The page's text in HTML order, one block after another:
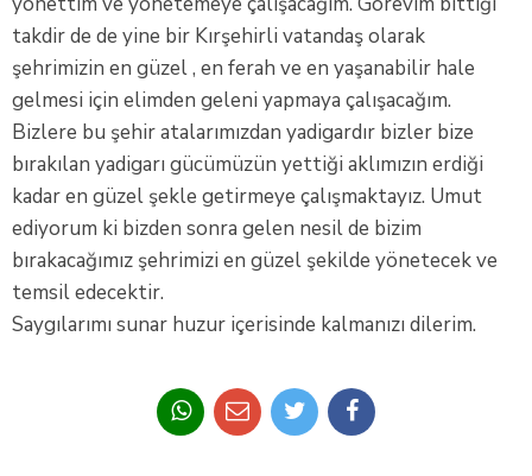
takdir de de yine bir Kırşehirli vatandaş olarak
şehrimizin en güzel , en ferah ve en yaşanabilir hale
gelmesi için elimden geleni yapmaya çalışacağım.
Bizlere bu şehir atalarımızdan yadigardır bizler bize
bırakılan yadigarı gücümüzün yettiği aklımızın erdiği
kadar en güzel şekle getirmeye çalışmaktayız. Umut
ediyorum ki bizden sonra gelen nesil de bizim
bırakacağımız şehrimizi en güzel şekilde yönetecek ve
temsil edecektir.
Saygılarımı sunar huzur içerisinde kalmanızı dilerim.